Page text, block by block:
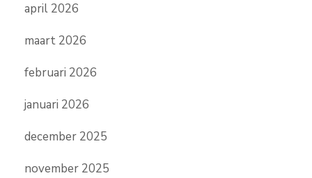
april 2026
maart 2026
februari 2026
januari 2026
december 2025
november 2025